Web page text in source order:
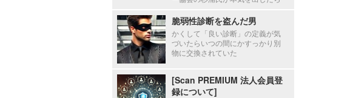
脆弱性診断を盗んだ男
かくして「良い診断」の定義が気
づいたらいつの間にかすっかり別
物に交換されていた
[Scan PREMIUM 法人会員登
録について]